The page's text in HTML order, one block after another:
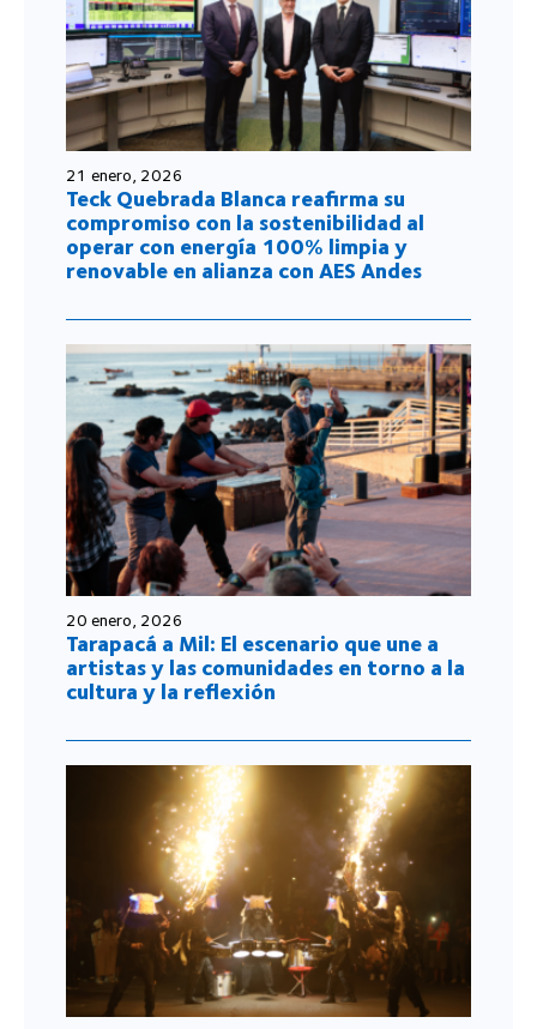
21 enero, 2026
Teck Quebrada Blanca reafirma su
compromiso con la sostenibilidad al
operar con energía 100% limpia y
renovable en alianza con AES Andes
20 enero, 2026
Tarapacá a Mil: El escenario que une a
artistas y las comunidades en torno a la
cultura y la reflexión